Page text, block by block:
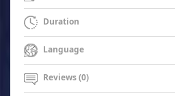
Duration
Language
Reviews (0)